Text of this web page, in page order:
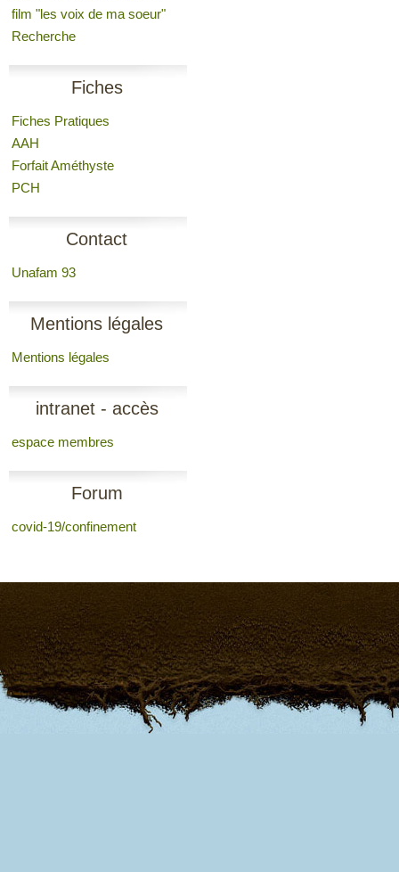
film "les voix de ma soeur"
Recherche
Fiches
Fiches Pratiques
AAH
Forfait Améthyste
PCH
Contact
Unafam 93
Mentions légales
Mentions légales
intranet - accès
membres
espace membres
Forum
covid-19/confinement